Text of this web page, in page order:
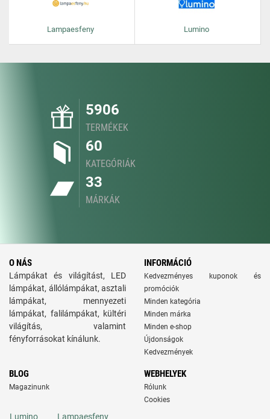
Lampaesfeny Lumino
5906
TERMÉKEK
60
KATEGÓRIÁK
33
MÁRKÁK
O NÁS
Lámpákat és világítást, LED
lámpákat, állólámpákat, asztali
lámpákat, mennyezeti
lámpákat, falilámpákat, kültéri
világítás, valamint
fényforrásokat kínálunk.
INFORMÁCIÓ
Kedvezményes kuponok és
promóciók
Minden kategória
Minden márka
Minden e-shop
Újdonságok
Kedvezmények
BLOG
Magazinunk
WEBHELYEK
Rólunk
Cookies
Lumino Lampaesfeny